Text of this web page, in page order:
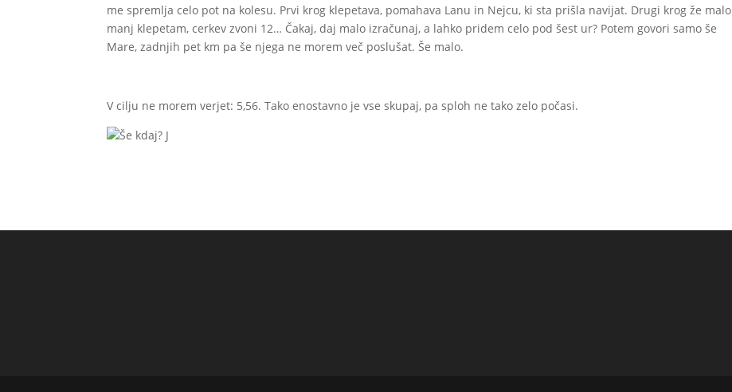
me spremlja celo pot na kolesu. Prvi krog klepetava, pomahava Lanu in Nejcu, ki sta prišla navijat. Drugi krog že malo
manj klepetam, cerkev zvoni 12… Čakaj, daj malo izračunaj, a lahko pridem celo pod šest ur? Potem govori samo še
Mare, zadnjih pet km pa še njega ne morem več poslušat. Še malo.
V cilju ne morem verjet: 5,56. Tako enostavno je vse skupaj, pa sploh ne tako zelo počasi.
Še kdaj? J